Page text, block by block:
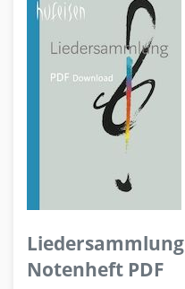
Liedersammlung
Notenheft PDF